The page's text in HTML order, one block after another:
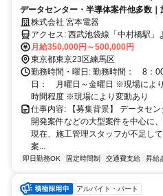
データセンター・半導体案件他多数
年収1000万円も目指せる好待遇！家
利厚生充実！
株式会社 宮本電器
アクセス: 西武池袋線「中村橋駅」より徒歩10分 ※現場への直行直帰
可能 ※社用車貸与あり
月給350,000円～500,000円
東京都東京23区練馬区
勤務時間・曜日: 勤務時間： 8：
日： 月曜日～金曜日 ※現場によ
時間程度 ※現場により変動あり
仕事内容: 【募集背景】 データセ
開発案件などの大型案件を中心に
現在、施工管理スタッフが不足し
案...
即日勤務OK 固定時間制 交通費支給 昇給
アルバイト・パート